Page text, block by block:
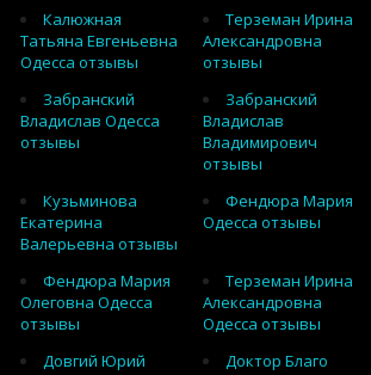
Калюжная
Татьяна Евгеньевна
Одесса отзывы
Терземан Ирина
Александровна
отзывы
Забранский
Владислав Одесса
отзывы
Забранский
Владислав
Владимирович
отзывы
Кузьминова
Екатерина
Валерьевна отзывы
Фендюра Мария
Одесса отзывы
Фендюра Мария
Олеговна Одесса
отзывы
Терземан Ирина
Александровна
Одесса отзывы
Довгий Юрий
Доктор Благо